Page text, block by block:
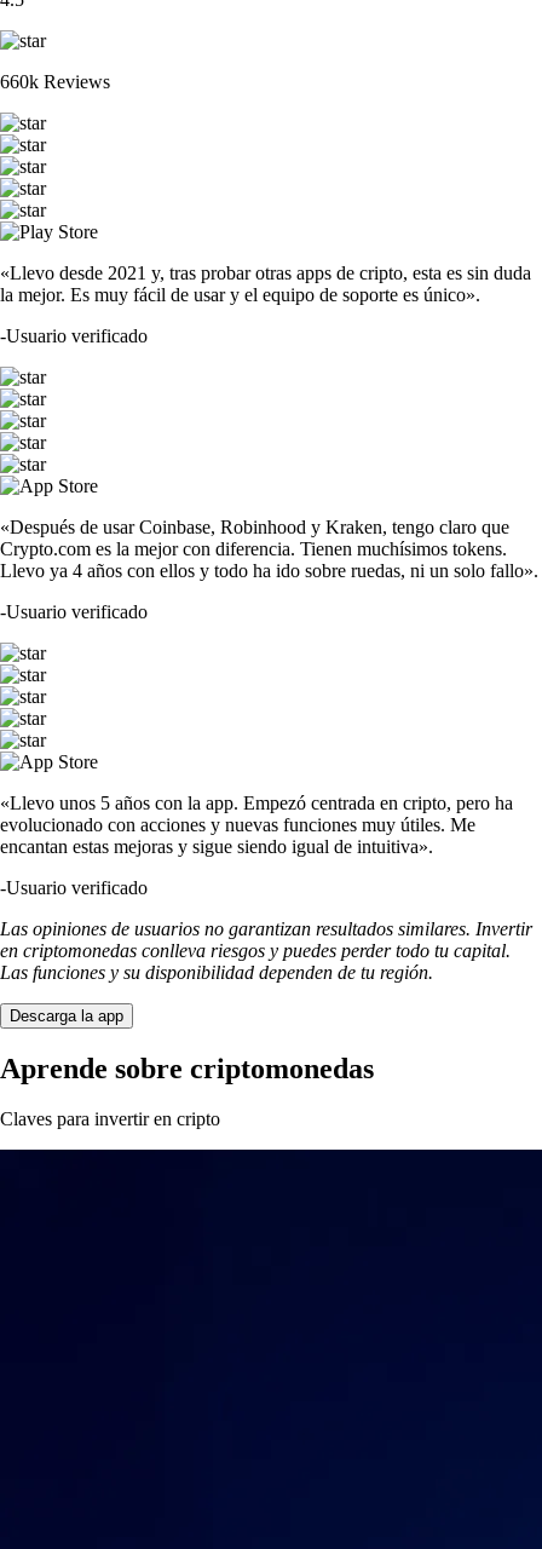
660k Reviews
«Llevo desde 2021 y, tras probar otras apps de cripto, esta es sin duda
la mejor. Es muy fácil de usar y el equipo de soporte es único».
-Usuario verificado
«Después de usar Coinbase, Robinhood y Kraken, tengo claro que
Crypto.com es la mejor con diferencia. Tienen muchísimos tokens.
Llevo ya 4 años con ellos y todo ha ido sobre ruedas, ni un solo fallo».
-Usuario verificado
«Llevo unos 5 años con la app. Empezó centrada en cripto, pero ha
evolucionado con acciones y nuevas funciones muy útiles. Me
encantan estas mejoras y sigue siendo igual de intuitiva».
-Usuario verificado
Las opiniones de usuarios no garantizan resultados similares. Invertir
en criptomonedas conlleva riesgos y puedes perder todo tu capital.
Las funciones y su disponibilidad dependen de tu región.
Descarga la app
Aprende sobre criptomonedas
Claves para invertir en cripto